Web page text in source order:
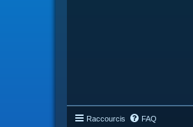
Raccourcis FAQ